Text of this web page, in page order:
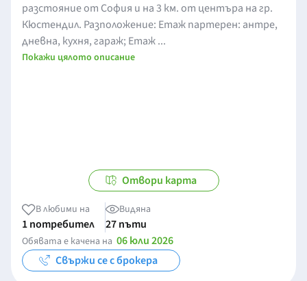
разстояние от София и на 3 км. от центъра на гр.
Кюстендил. Разположение: Етаж партерен: антре,
дневна, кухня, гараж; Етаж ...
Покажи цялото описание
Отвори карта
В любими на
1 потребител
Видяна
27 пъти
Обявата е качена на 06 юли 2026
Свържи се с брокера